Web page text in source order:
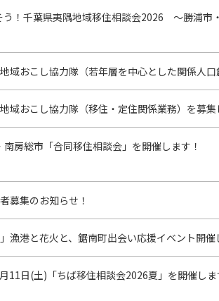
う！千葉県夷隅地域移住相談会2026 ～勝浦市
地域おこし協力隊（若年層を中心とした関係人
域おこし協力隊（移住・定住関係業務）を募集
南房総市「合同移住相談会」を開催します！
募集のお知らせ！
漁港と花火と、鋸南町出会い応援イベント開催
11日(土)「ちば移住相談会2026夏」を開催しま